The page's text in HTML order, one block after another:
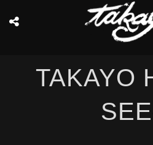
TAKAYO